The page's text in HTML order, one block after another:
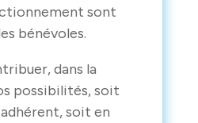
sont
bénévoles.
dans la
possibilités, soit
soit en